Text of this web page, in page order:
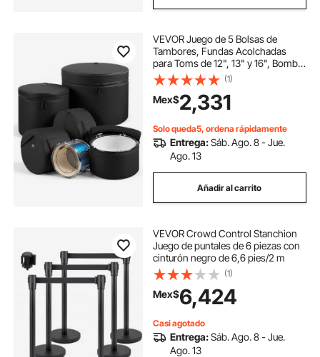
VEVOR Juego de 5 Bolsas de
Tambores, Fundas Acolchadas
para Toms de 12", 13" y 16", Bombo
de 22", Caja de 14", con Correa de
Hombro, de 600D Impermeable y
Antichoque, para Tambores de
Batería, Negro
(1)
Mex$2,331
Solo queda5, ordena rápidamente
Entrega:Sáb. Ago. 8 - Jue.
Ago. 13
Añadir al carrito
VEVOR Crowd Control Stanchion
Juego de puntales de 6 piezas con
cinturón negro de 6,6 pies/2 m
(1)
Mex$6,424
Casi agotado
Entrega:Sáb. Ago. 8 - Jue.
Ago. 13